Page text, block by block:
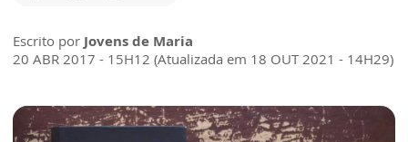
Escrito por Jovens de Maria
20 ABR 2017 - 15H12 (Atualizada em 18 OUT 2021 - 14H29)